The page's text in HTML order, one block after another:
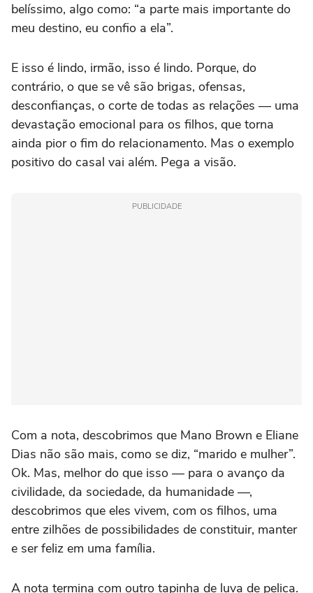
belíssimo, algo como: “a parte mais importante do
meu destino, eu confio a ela”.
E isso é lindo, irmão, isso é lindo. Porque, do
contrário, o que se vê são brigas, ofensas,
desconfianças, o corte de todas as relações — uma
devastação emocional para os filhos, que torna
ainda pior o fim do relacionamento. Mas o exemplo
positivo do casal vai além. Pega a visão.
PUBLICIDADE
Com a nota, descobrimos que Mano Brown e Eliane
Dias não são mais, como se diz, “marido e mulher”.
Ok. Mas, melhor do que isso — para o avanço da
civilidade, da sociedade, da humanidade —,
descobrimos que eles vivem, com os filhos, uma
entre zilhões de possibilidades de constituir, manter
e ser feliz em uma família.
A nota termina com outro tapinha de luva de pelica.